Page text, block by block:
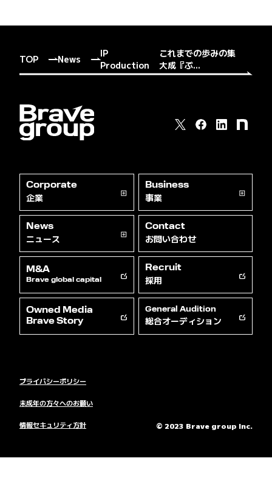
TOP News
IP
Production
これまでの歩みの集
大成『ぶ...
Corporate
企業
Business
事業
News
ニュース
Contact
お問い合わせ
M&A
Brave global capital
Recruit
採用
Owned Media
Brave Story
General Audition
総合オーディション
© 2023 Brave group Inc.
プライバシーポリシー
未成年の方々へのお願い
情報セキュリティ方針